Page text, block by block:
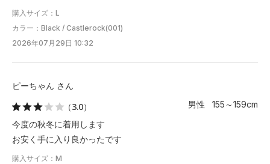
購入サイズ：L
カラー：Black / Castlerock(001)
2026年07月29日 10:32
ピーちゃん さん
（3.0）
男性 155～159cm
今度の秋冬に着用します
お安く手に入り良かったです
購入サイズ：M